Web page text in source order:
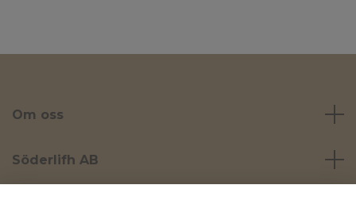
Om oss
Söderlifh AB